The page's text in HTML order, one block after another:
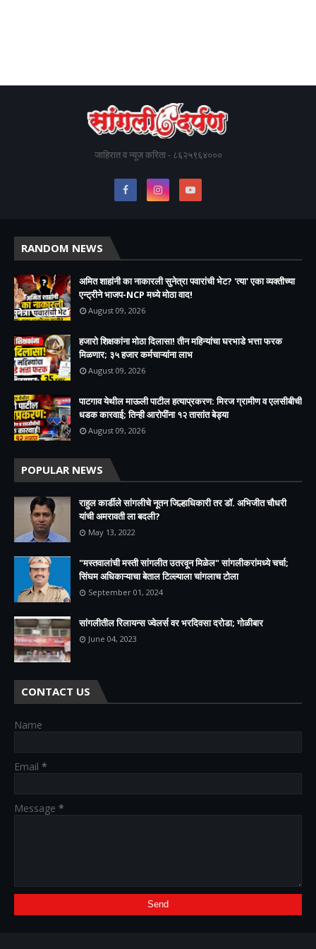
जाहिरात व न्यूज करिता - ८६२५९६४०००
RANDOM NEWS
अमित शाहांनी का नाकारली सुनेत्रा पवारांची भेट? 'त्या' एका व्यक्तीच्या
एन्ट्रीने भाजप-NCP मध्ये मोठा वाद!
August 09, 2026
हजारो शिक्षकांना मोठा दिलासा! तीन महिन्यांचा घरभाडे भत्ता फरक
मिळणार; ३५ हजार कर्मचाऱ्यांना लाभ
August 09, 2026
पाटगाव येथील माऊली पाटील हत्याप्रकरण: मिरज ग्रामीण व एलसीबीची
धडक कारवाई; तिन्ही आरोपींना १२ तासांत बेड्या
August 09, 2026
POPULAR NEWS
राहुल कार्डीले सांगलीचे नूतन जिल्हाधिकारी तर डॉ. अभिजीत चौधरी
यांची अमरावती ला बदली?
May 13, 2022
"मस्तवालांची मस्ती सांगलीत उतरवून मिळेल" सांगलीकरांमध्ये चर्चा;
सिंघम अधिकाऱ्याचा बेताल टिल्ल्याला चांगलाच टोला
September 01, 2024
सांगलीतील रिलायन्स ज्वेलर्स वर भरदिवसा दरोडा; गोळीबार
June 04, 2023
CONTACT US
Name
Email *
Message *